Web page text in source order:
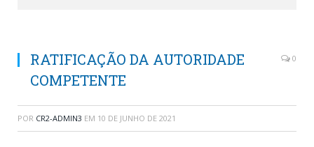
RATIFICAÇÃO DA AUTORIDADE
COMPETENTE
0
POR CR2-ADMIN3 EM 10 DE JUNHO DE 2021